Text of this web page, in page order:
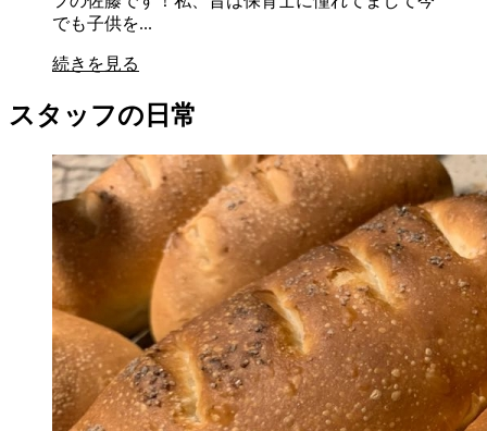
でも子供を...
続きを見る
スタッフの日常